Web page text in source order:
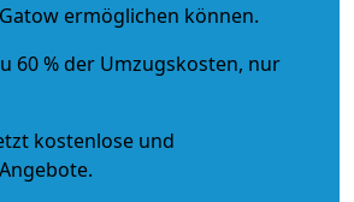
ermöglichen können.
60 % der Umzugskosten, nur
kostenlose und